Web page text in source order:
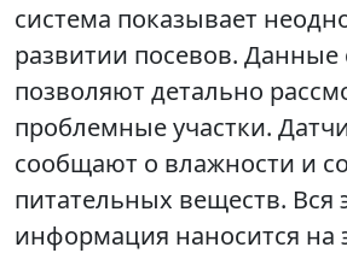
система показывает
развитии посевов. Данные
позволяют детально
проблемные участки.
сообщают о влажности и
питательных веществ. Вся
информация наносится на